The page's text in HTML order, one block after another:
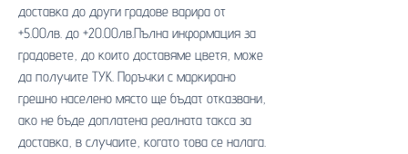
доставка до други градове варира от
+5.00лв. до +20.00лв.Пълна информация за
градовете, до които доставяме цветя, може
да получите ТУК. Поръчки с маркирано
грешно населено място ще бъдат отказвани,
ако не бъде доплатена реалната такса за
доставка, в случаите, когато това се налага.